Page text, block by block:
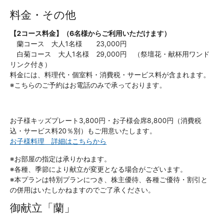
料金・その他
【2コース料金】（6名様からご利用いただけます）
蘭コース 大人1名様 23,000円
白菊コース 大人1名様 29,000円 （祭壇花・献杯用ワンド
リンク付き）
料金には、料理代・個室料・消費税・サービス料が含まれます。
※こちらのご予約はお電話のみで承っております。
お子様キッズプレート3,800円・お子様会席8,800円（消費税
込・サービス料20％別）もご用意いたします。
お子様料理 詳細はこちらから
※お部屋の指定は承りかねます。
※各種、季節により献立が変更となる場合がございます。
※本プランは特別プランにつき、株主優待、各種ご優待・割引と
の併用はいたしかねますのでご了承ください。
御献立「蘭」